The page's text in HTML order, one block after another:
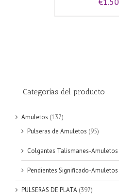
Categorías del producto
Amuletos (137)
Pulseras de Amuletos (95)
Colgantes Talismanes-Amuletos
Pendientes Significado-Amuletos
PULSERAS DE PLATA (397)